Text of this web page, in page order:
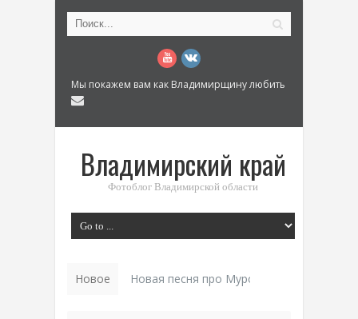
Мы покажем вам как Владимирщину любить
Владимирский край
Фотоблог Владимирской области
Новое Новая песня про Муром: «Былинный